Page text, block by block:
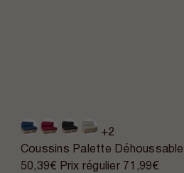
+2
Coussins Palette Déhoussable
50,39€ Prix régulier 71,99€